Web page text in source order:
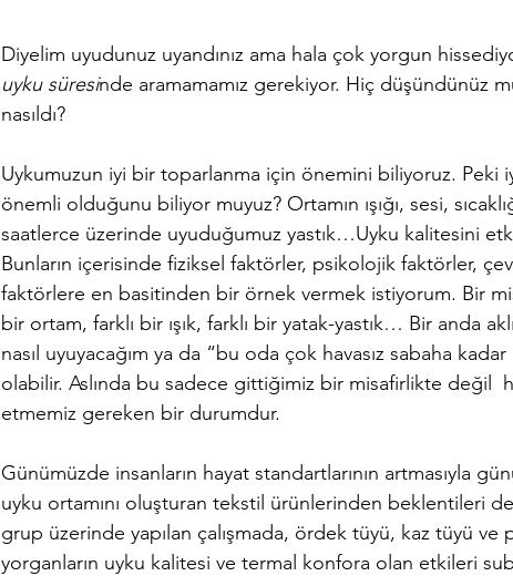
Diyelim uyudunuz uyandınız ama hala çok yorgun
uyku süresinde aramamamız gerekiyor. Hiç düşündünüz
nasıldı?
Uykumuzun iyi bir toparlanma için önemini biliyoruz. Peki
önemli olduğunu biliyor muyuz? Ortamın ışığı, sesi,
saatlerce üzerinde uyuduğumuz yastık…Uyku kalitesini
Bunların içerisinde fiziksel faktörler, psikolojik faktörler,
faktörlere en basitinden bir örnek vermek istiyorum. Bir
bir ortam, farklı bir ışık, farklı bir yatak-yastık… Bir anda
nasıl uyuyacağım ya da “bu oda çok havasız sabaha
olabilir. Aslında bu sadece gittiğimiz bir misafirlikte değil
etmemiz gereken bir durumdur.
Günümüzde insanların hayat standartlarının artmasıyla
uyku ortamını oluşturan tekstil ürünlerinden beklentileri
grup üzerinde yapılan çalışmada, ördek tüyü, kaz tüyü
yorganların uyku kalitesi ve termal konfora olan etkileri